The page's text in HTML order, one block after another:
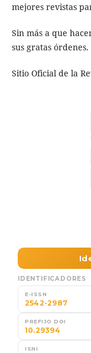
mejores revistas
Sin más a que
sus gratas órdenes.
Sitio Oficial de la